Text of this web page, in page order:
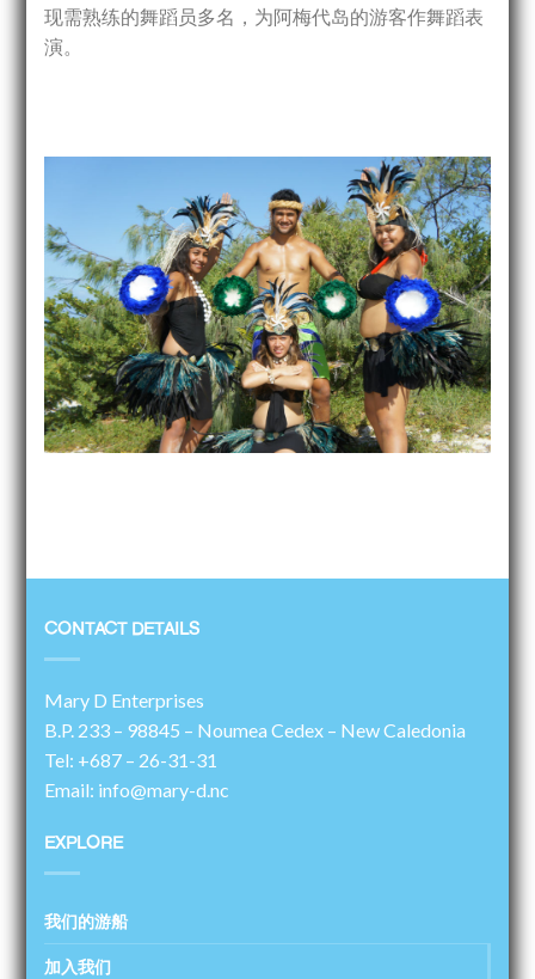
现需熟练的舞蹈员多名，为阿梅代岛的游客作舞蹈表
演。
CONTACT DETAILS
Mary D Enterprises
B.P. 233 – 98845 – Noumea Cedex – New Caledonia
Tel: +687 – 26-31-31
Email: info@mary-d.nc
EXPLORE
我们的游船
加入我们